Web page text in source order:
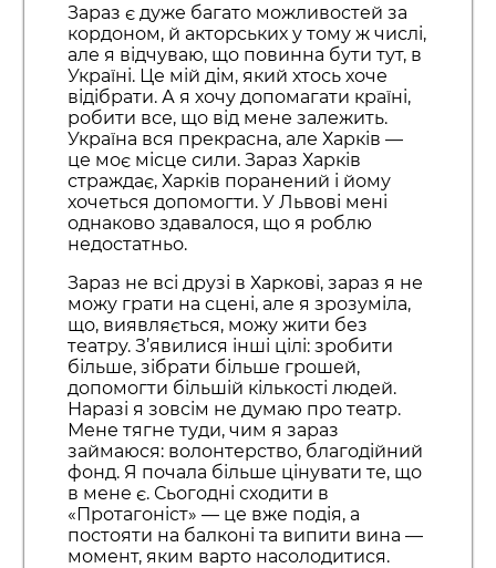
Зараз є дуже багато можливостей за
кордоном, й акторських у тому ж числі,
але я відчуваю, що повинна бути тут, в
Україні. Це мій дім, який хтось хоче
відібрати. А я хочу допомагати країні,
робити все, що від мене залежить.
Україна вся прекрасна, але Харків —
це моє місце сили. Зараз Харків
страждає, Харків поранений і йому
хочеться допомогти. У Львові мені
однаково здавалося, що я роблю
недостатньо.
Зараз не всі друзі в Харкові, зараз я не
можу грати на сцені, але я зрозуміла,
що, виявляється, можу жити без
театру. З’явилися інші цілі: зробити
більше, зібрати більше грошей,
допомогти більшій кількості людей.
Наразі я зовсім не думаю про театр.
Мене тягне туди, чим я зараз
займаюся: волонтерство, благодійний
фонд. Я почала більше цінувати те, що
в мене є. Сьогодні сходити в
«Протагоніст» — це вже подія, а
постояти на балконі та випити вина —
момент, яким варто насолодитися.